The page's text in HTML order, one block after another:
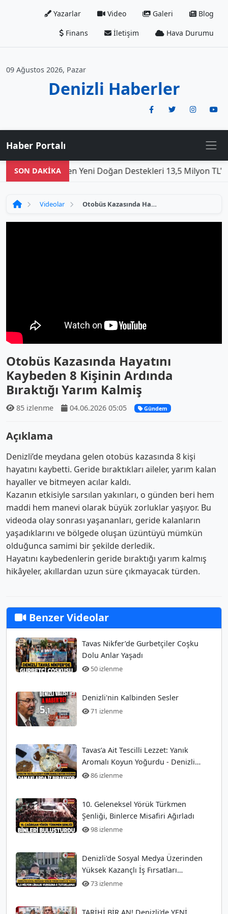
Yazarlar Video Galeri
Blog
Finans
İletişim Hava Durumu
09 Ağustos 2026, Pazar
Denizli Haberler
Haber Portalı
SON DAKİKA
Videolar Otobüs Kazasında Hayatını Kaybeden 8 Kişinin Ardında Bıraktığı Yarım Kalmiş
Otobüs Kazasında Hayatını
Kaybeden 8 Kişinin Ardında
Bıraktığı Yarım Kalmiş
85 izlenme 04.06.2026 05:05 Gündem
Açıklama
Denizli’de meydana gelen otobüs kazasında 8 kişi
hayatını kaybetti. Geride bıraktıkları aileler, yarım kalan
hayaller ve bitmeyen acılar kaldı.
Kazanın etkisiyle sarsılan yakınları, o günden beri hem
maddi hem manevi olarak büyük zorluklar yaşıyor. Bu
videoda olay sonrası yaşananları, geride kalanların
yaşadıklarını ve bölgede oluşan üzüntüyü mümkün
olduğunca samimi bir şekilde derledik.
Hayatını kaybedenlerin geride bıraktığı yarım kalmış
hikâyeler, akıllardan uzun süre çıkmayacak türden.
Benzer Videolar
Tavas Nikfer’de Gurbetçiler Coşku
Dolu Anlar Yaşadı
50 izlenme
Denizli'nin Kalbinden Sesler
71 izlenme
Tavas’a Ait Tescilli Lezzet: Yanık
Aromalı Koyun Yoğurdu - Denizli
Güncel Haberler
86 izlenme
10. Geleneksel Yörük Türkmen
Şenliği, Binlerce Misafiri Ağırladı
98 izlenme
Denizli'de Sosyal Medya Üzerinden
Yüksek Kazançlı İş Fırsatları
Arayanları Tuzağa
73 izlenme
TARİHİ BİR AN! Denizli'de YENİ